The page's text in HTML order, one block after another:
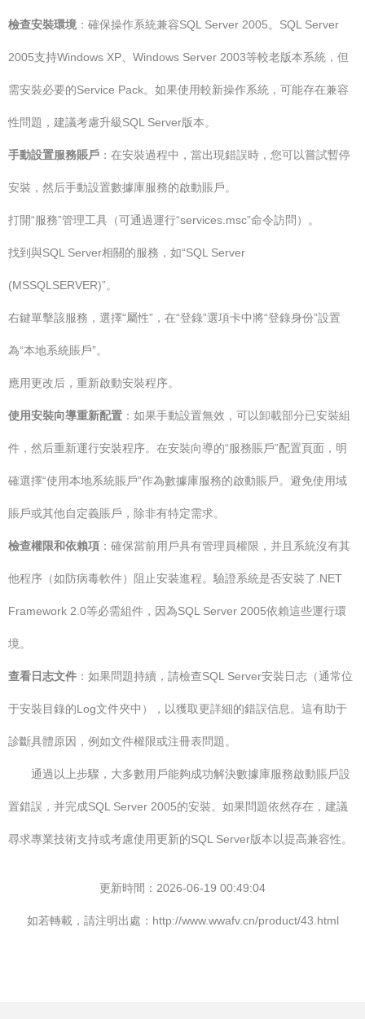
檢查安裝環境 ：確保操作系統兼容SQL Server 2005。SQL Server
2005支持Windows XP、Windows Server 2003等較老版本系統，但
需安裝必要的Service Pack。如果使用較新操作系統，可能存在兼容
性問題，建議考慮升級SQL Server版本。
手動設置服務賬戶 ：在安裝過程中，當出現錯誤時，您可以嘗試暫停
安裝，然后手動設置數據庫服務的啟動賬戶。
打開“服務”管理工具（可通過運行“services.msc”命令訪問）。
找到與SQL Server相關的服務，如“SQL Server
(MSSQLSERVER)”。
右鍵單擊該服務，選擇“屬性”，在“登錄”選項卡中將“登錄身份”設置
為“本地系統賬戶”。
應用更改后，重新啟動安裝程序。
使用安裝向導重新配置 ：如果手動設置無效，可以卸載部分已安裝組
件，然后重新運行安裝程序。在安裝向導的“服務賬戶”配置頁面，明
確選擇“使用本地系統賬戶”作為數據庫服務的啟動賬戶。避免使用域
賬戶或其他自定義賬戶，除非有特定需求。
檢查權限和依賴項 ：確保當前用戶具有管理員權限，并且系統沒有其
他程序（如防病毒軟件）阻止安裝進程。驗證系統是否安裝了.NET
Framework 2.0等必需組件，因為SQL Server 2005依賴這些運行環
境。
查看日志文件 ：如果問題持續，請檢查SQL Server安裝日志（通常位
于安裝目錄的Log文件夾中），以獲取更詳細的錯誤信息。這有助于
診斷具體原因，例如文件權限或注冊表問題。
通過以上步驟，大多數用戶能夠成功解決數據庫服務啟動賬戶設
置錯誤，并完成SQL Server 2005的安裝。如果問題依然存在，建議
尋求專業技術支持或考慮使用更新的SQL Server版本以提高兼容性。
更新時間：2026-06-19 00:49:04
如若轉載，請注明出處：http://www.wwafv.cn/product/43.html